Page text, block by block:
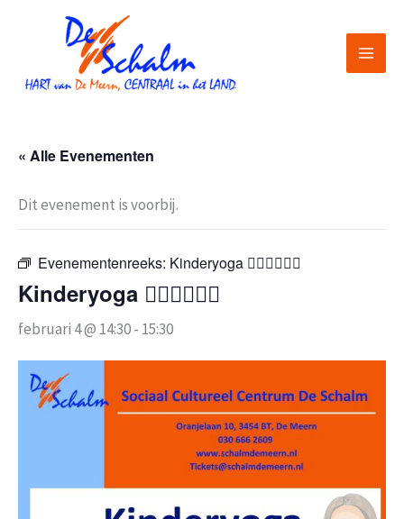
inhoud
« Alle Evenementen
Dit evenement is voorbij.
Evenementenreeks: Kinderyoga 🧘🏽‍♀️🧘🏽‍♂️
Kinderyoga 🧘🏽‍♀️🧘🏽‍♂️
februari 4 @ 14:30- 15:30